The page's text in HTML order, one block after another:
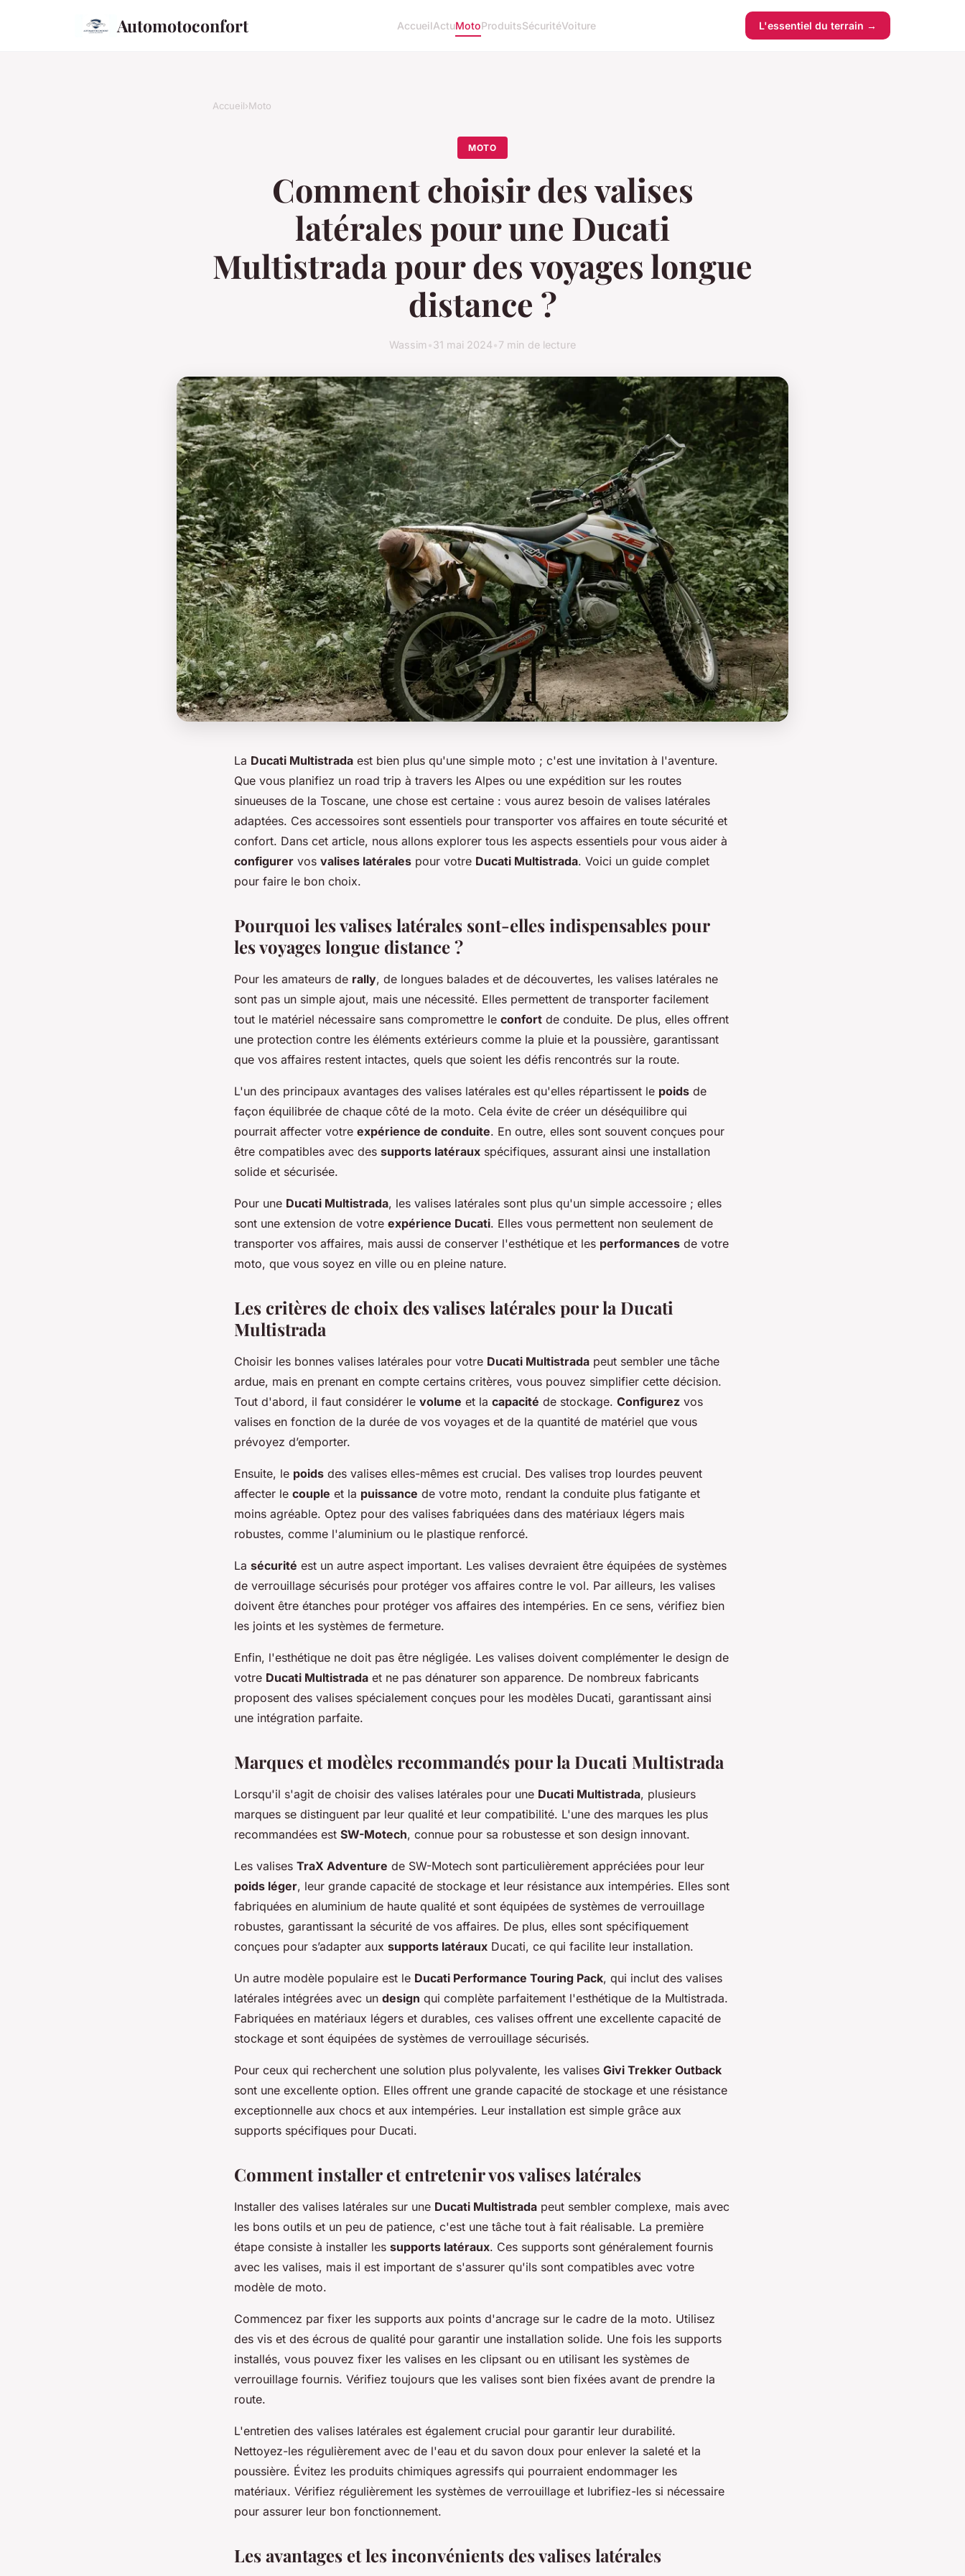
Automotoconfort AccueilActuMotoProduitsSécuritéVoiture L'essentiel du terrain →
Accueil›Moto
MOTO
Comment choisir des valises
latérales pour une Ducati
Multistrada pour des voyages longue
distance ?
Wassim•31 mai 2024•7 min de lecture
La Ducati Multistrada est bien plus qu'une simple moto ; c'est une invitation à l'aventure.
Que vous planifiez un road trip à travers les Alpes ou une expédition sur les routes
sinueuses de la Toscane, une chose est certaine : vous aurez besoin de valises latérales
adaptées. Ces accessoires sont essentiels pour transporter vos affaires en toute sécurité et
confort. Dans cet article, nous allons explorer tous les aspects essentiels pour vous aider à
configurer vos valises latérales pour votre Ducati Multistrada. Voici un guide complet
pour faire le bon choix.
Pourquoi les valises latérales sont-elles indispensables pour
les voyages longue distance ?
Pour les amateurs de rally, de longues balades et de découvertes, les valises latérales ne
sont pas un simple ajout, mais une nécessité. Elles permettent de transporter facilement
tout le matériel nécessaire sans compromettre le confort de conduite. De plus, elles offrent
une protection contre les éléments extérieurs comme la pluie et la poussière, garantissant
que vos affaires restent intactes, quels que soient les défis rencontrés sur la route.
L'un des principaux avantages des valises latérales est qu'elles répartissent le poids de
façon équilibrée de chaque côté de la moto. Cela évite de créer un déséquilibre qui
pourrait affecter votre expérience de conduite. En outre, elles sont souvent conçues pour
être compatibles avec des supports latéraux spécifiques, assurant ainsi une installation
solide et sécurisée.
Pour une Ducati Multistrada, les valises latérales sont plus qu'un simple accessoire ; elles
sont une extension de votre expérience Ducati. Elles vous permettent non seulement de
transporter vos affaires, mais aussi de conserver l'esthétique et les performances de votre
moto, que vous soyez en ville ou en pleine nature.
Les critères de choix des valises latérales pour la Ducati
Multistrada
Choisir les bonnes valises latérales pour votre Ducati Multistrada peut sembler une tâche
ardue, mais en prenant en compte certains critères, vous pouvez simplifier cette décision.
Tout d'abord, il faut considérer le volume et la capacité de stockage. Configurez vos
valises en fonction de la durée de vos voyages et de la quantité de matériel que vous
prévoyez d’emporter.
Ensuite, le poids des valises elles-mêmes est crucial. Des valises trop lourdes peuvent
affecter le couple et la puissance de votre moto, rendant la conduite plus fatigante et
moins agréable. Optez pour des valises fabriquées dans des matériaux légers mais
robustes, comme l'aluminium ou le plastique renforcé.
La sécurité est un autre aspect important. Les valises devraient être équipées de systèmes
de verrouillage sécurisés pour protéger vos affaires contre le vol. Par ailleurs, les valises
doivent être étanches pour protéger vos affaires des intempéries. En ce sens, vérifiez bien
les joints et les systèmes de fermeture.
Enfin, l'esthétique ne doit pas être négligée. Les valises doivent complémenter le design de
votre Ducati Multistrada et ne pas dénaturer son apparence. De nombreux fabricants
proposent des valises spécialement conçues pour les modèles Ducati, garantissant ainsi
une intégration parfaite.
Marques et modèles recommandés pour la Ducati Multistrada
Lorsqu'il s'agit de choisir des valises latérales pour une Ducati Multistrada, plusieurs
marques se distinguent par leur qualité et leur compatibilité. L'une des marques les plus
recommandées est SW-Motech, connue pour sa robustesse et son design innovant.
Les valises TraX Adventure de SW-Motech sont particulièrement appréciées pour leur
poids léger, leur grande capacité de stockage et leur résistance aux intempéries. Elles sont
fabriquées en aluminium de haute qualité et sont équipées de systèmes de verrouillage
robustes, garantissant la sécurité de vos affaires. De plus, elles sont spécifiquement
conçues pour s’adapter aux supports latéraux Ducati, ce qui facilite leur installation.
Un autre modèle populaire est le Ducati Performance Touring Pack, qui inclut des valises
latérales intégrées avec un design qui complète parfaitement l'esthétique de la Multistrada.
Fabriquées en matériaux légers et durables, ces valises offrent une excellente capacité de
stockage et sont équipées de systèmes de verrouillage sécurisés.
Pour ceux qui recherchent une solution plus polyvalente, les valises Givi Trekker Outback
sont une excellente option. Elles offrent une grande capacité de stockage et une résistance
exceptionnelle aux chocs et aux intempéries. Leur installation est simple grâce aux
supports spécifiques pour Ducati.
Comment installer et entretenir vos valises latérales
Installer des valises latérales sur une Ducati Multistrada peut sembler complexe, mais avec
les bons outils et un peu de patience, c'est une tâche tout à fait réalisable. La première
étape consiste à installer les supports latéraux. Ces supports sont généralement fournis
avec les valises, mais il est important de s'assurer qu'ils sont compatibles avec votre
modèle de moto.
Commencez par fixer les supports aux points d'ancrage sur le cadre de la moto. Utilisez
des vis et des écrous de qualité pour garantir une installation solide. Une fois les supports
installés, vous pouvez fixer les valises en les clipsant ou en utilisant les systèmes de
verrouillage fournis. Vérifiez toujours que les valises sont bien fixées avant de prendre la
route.
L'entretien des valises latérales est également crucial pour garantir leur durabilité.
Nettoyez-les régulièrement avec de l'eau et du savon doux pour enlever la saleté et la
poussière. Évitez les produits chimiques agressifs qui pourraient endommager les
matériaux. Vérifiez régulièrement les systèmes de verrouillage et lubrifiez-les si nécessaire
pour assurer leur bon fonctionnement.
Les avantages et les inconvénients des valises latérales